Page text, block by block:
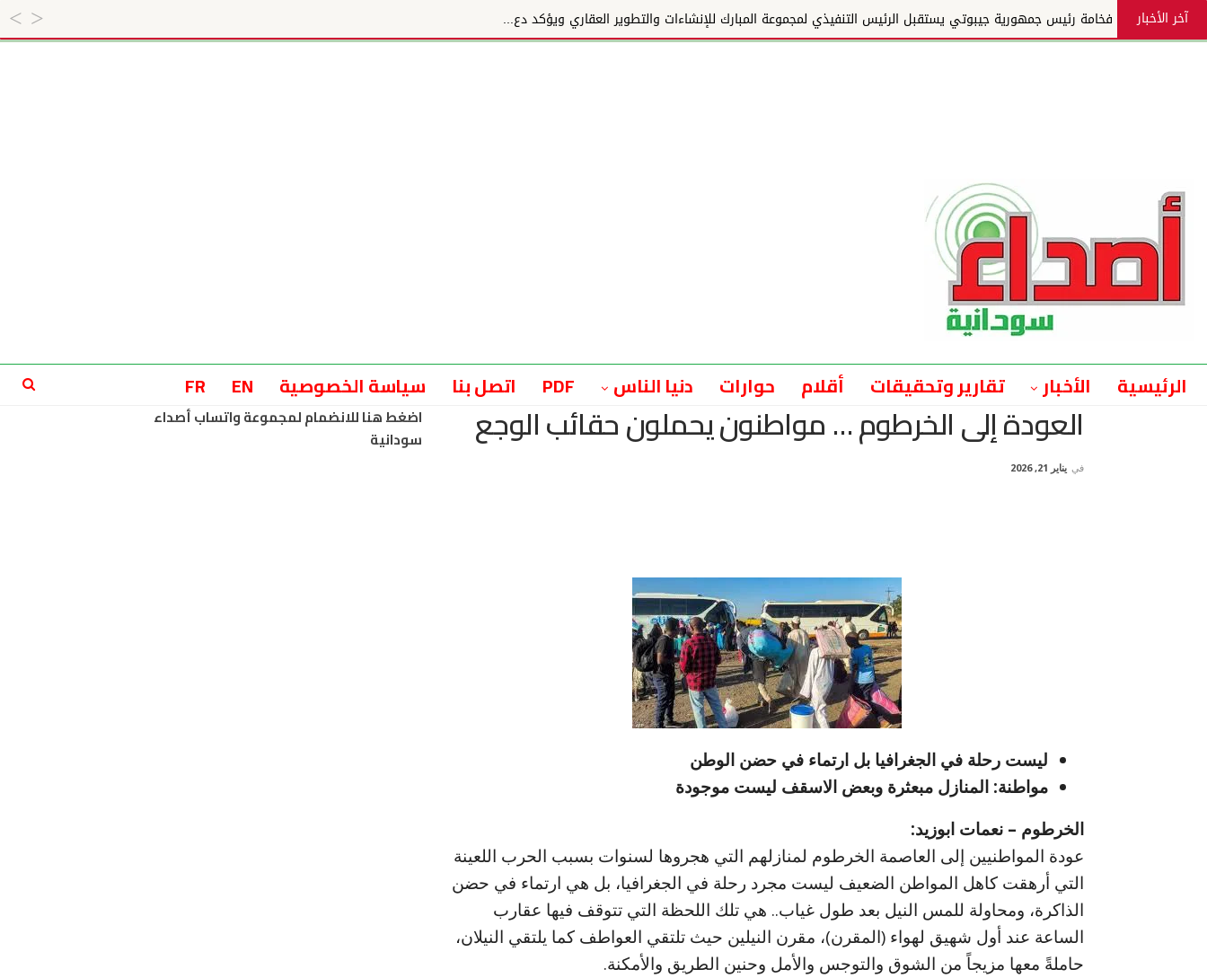
آخر الأخبار فخامة رئيس جمهورية جيبوتي يستقبل الرئيس التنفيذي لمجموعة المبارك للإنشاءات والتطوير العقاري ويؤكد دع...
الرئيسية الأخبار تقارير وتحقيقات أقلام حوارات دنيا الناس PDF اتصل بنا سياسة الخصوصية EN
FR
العودة إلى الخرطوم … مواطنون يحملون حقائب الوجع
في يناير 21, 2026
ليست رحلة في الجغرافيا بل ارتماء في حضن الوطن
مواطنة: المنازل مبعثرة وبعض الاسقف ليست موجودة
الخرطوم – نعمات ابوزيد:
عودة المواطنيين إلى العاصمة الخرطوم لمنازلهم التي هجروها لسنوات بسبب الحرب اللعينة
التي أرهقت كاهل المواطن الضعيف ليست مجرد رحلة في الجغرافيا، بل هي ارتماء في حضن
الذاكرة، ومحاولة للمس النيل بعد طول غياب.. هي تلك اللحظة التي تتوقف فيها عقارب
الساعة عند أول شهيق لهواء (المقرن)، مقرن النيلين حيث تلتقي العواطف كما يلتقي النيلان،
حاملةً معها مزيجاً من الشوق والتوجس والأمل وحنين الطريق والأمكنة.
اضغط هنا للانضمام لمجموعة واتساب أصداء
سودانية